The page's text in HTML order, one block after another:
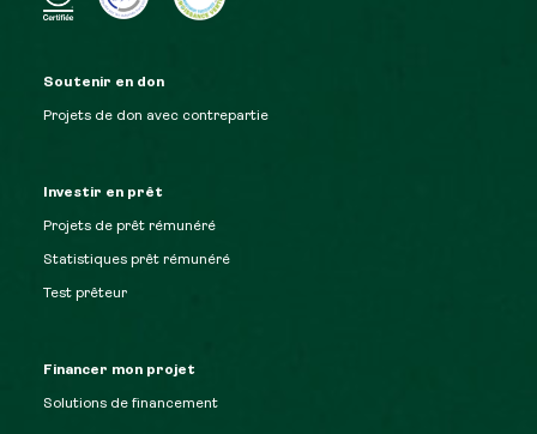
Soutenir en don
Projets de don avec contrepartie
Investir en prêt
Projets de prêt rémunéré
Statistiques prêt rémunéré
Test prêteur
Financer mon projet
Solutions de financement